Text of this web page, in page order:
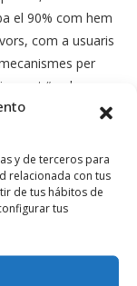
y de terceros para
relacionada con tus
de tus hábitos de
tus
el 90% com hem
com a usuaris
per
“regles
si també ens
més publicitat
sí volem les
per